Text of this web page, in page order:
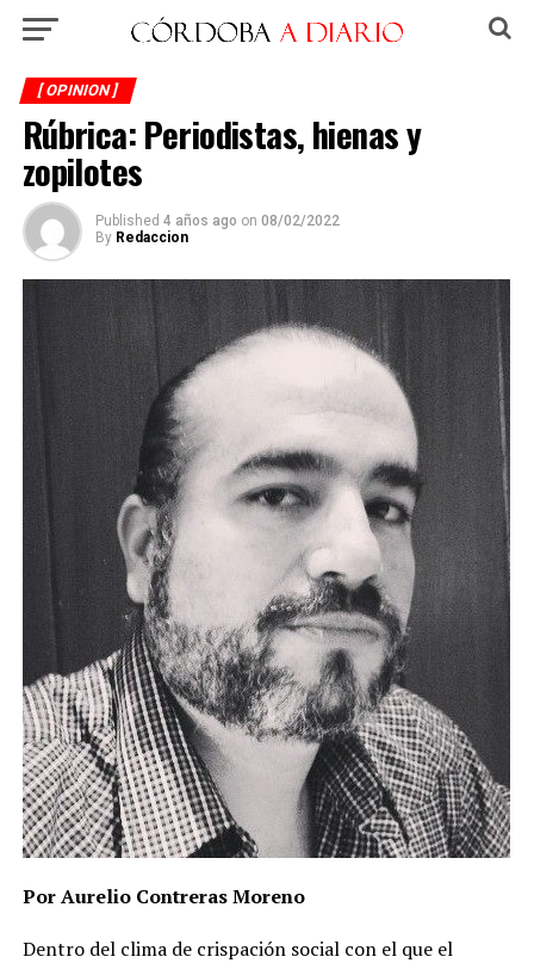
[ OPINION ]
Rúbrica: Periodistas, hienas y
zopilotes
Published 4 años ago on 08/02/2022
By Redaccion
Por Aurelio Contreras Moreno
Dentro del clima de crispación social con el que el